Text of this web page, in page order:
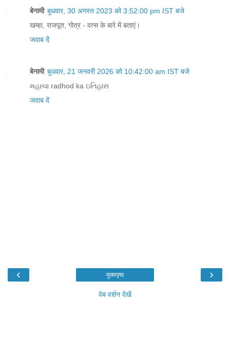
बेनामी बुधवार, 30 अगस्त 2023 को 3:52:00 pm IST बजे
खम्हा, राजपूत, गोत्र - वत्स के बारे में बताएं।
जवाब दें
बेनामी बुधवार, 21 जनवरी 2026 को 10:42:00 am IST बजे
મહાચા radhod ka ઇતિહાસ
जवाब दें
‹ ›
मुख्यपृष्ठ
वेब वर्शन देखें